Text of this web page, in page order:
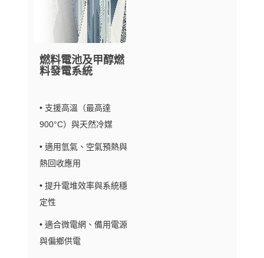
燃料電池及甲醇燃
料發電系統
• 支援高溫（最高達
900°C）與天然冷媒
• 適用氫氣、空氣預熱與
熱回收應用
• 提升電堆效率與系統穩
定性
• 適合微電網、備用電源
與偏鄉供電